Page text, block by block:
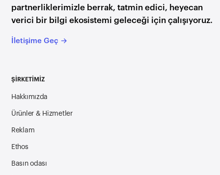
partnerliklerimizle berrak, tatmin edici, heyecan
verici bir bilgi ekosistemi geleceği için çalışıyoruz.
İletişime Geç →
ŞİRKETİMİZ
Hakkımızda
Ürünler & Hizmetler
Reklam
Ethos
Basın odası